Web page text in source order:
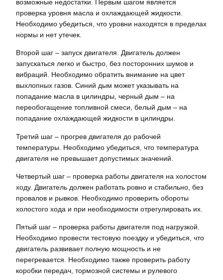
возможные недостатки. Первым шагом является
проверка уровня масла и охлаждающей жидкости.
Необходимо убедиться, что уровни находятся в пределах
нормы и нет утечек.
Второй шаг – запуск двигателя. Двигатель должен
запускаться легко и быстро, без посторонних шумов и
вибраций. Необходимо обратить внимание на цвет
выхлопных газов. Синий дым может указывать на
попадание масла в цилиндры, черный дым – на
переобогащение топливной смеси, белый дым – на
попадание охлаждающей жидкости в цилиндры.
Третий шаг – прогрев двигателя до рабочей
температуры. Необходимо убедиться, что температура
двигателя не превышает допустимых значений.
Четвертый шаг – проверка работы двигателя на холостом
ходу. Двигатель должен работать ровно и стабильно, без
провалов и рывков. Необходимо проверить обороты
холостого хода и при необходимости отрегулировать их.
Пятый шаг – проверка работы двигателя под нагрузкой.
Необходимо провести тестовую поездку и убедиться, что
двигатель развивает полную мощность и не
перегревается. Необходимо также проверить работу
коробки передач, тормозной системы и рулевого